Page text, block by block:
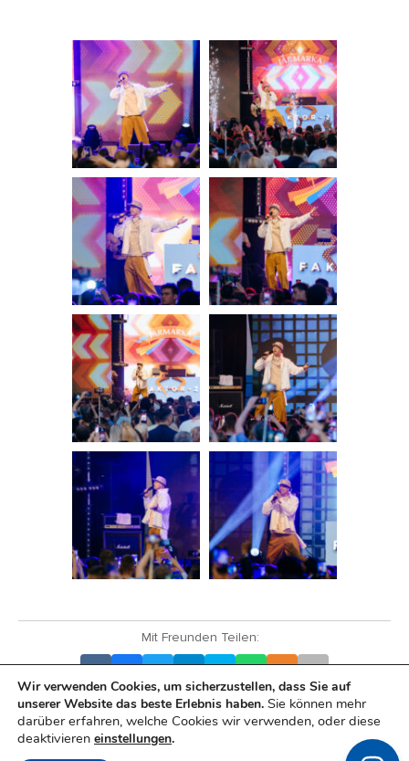
Mit Freunden Teilen:
Wir verwenden Cookies, um sicherzustellen, dass Sie auf
unserer Website das beste Erlebnis haben. Sie können mehr
darüber erfahren, welche Cookies wir verwenden, oder diese
deaktivieren einstellungen.